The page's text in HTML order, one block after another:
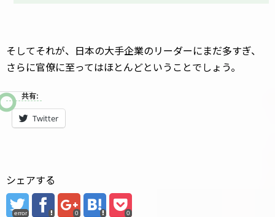
そしてそれが、日本の大手企業のリーダーにまだ多すぎ、
さらに官僚に至ってはほとんどということでしょう。
共有:
Twitter
シェアする
error 0 0